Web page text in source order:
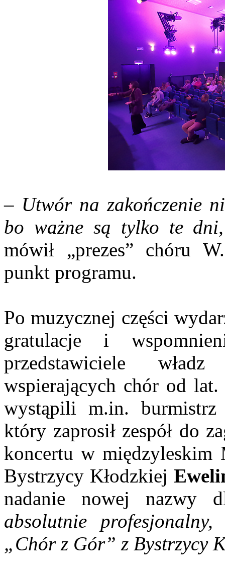
– Utwór na zakończenie
bo ważne są tylko te
mówił „prezes” chóru
punkt programu.
Po muzycznej części
gratulacje i
przedstawiciele
wspierających chór od
wystąpili m.in.
który zaprosił zespół do
koncertu w międzyleskim
Bystrzycy Kłodzkiej
nadanie nowej nazwy
absolutnie
„Chór z Gór” z Bystrzycy